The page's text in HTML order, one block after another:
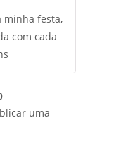
minha festa,
com cada
uma